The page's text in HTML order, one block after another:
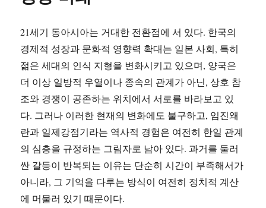
21세기 동아시아는 거대한 전환점에 서 있다. 한국의
경제적 성장과 문화적 영향력 확대는 일본 사회, 특히
젊은 세대의 인식 지형을 변화시키고 있으며, 양국은
더 이상 일방적 우열이나 종속의 관계가 아닌, 상호 참
조와 경쟁이 공존하는 위치에서 서로를 바라보고 있
다. 그러나 이러한 현재의 변화에도 불구하고, 임진왜
란과 일제강점기라는 역사적 경험은 여전히 한일 관계
의 심층을 규정하는 그림자로 남아 있다. 과거를 둘러
싼 갈등이 반복되는 이유는 단순히 시간이 부족해서가
아니라, 그 기억을 다루는 방식이 여전히 정치적 계산
에 머물러 있기 때문이다.